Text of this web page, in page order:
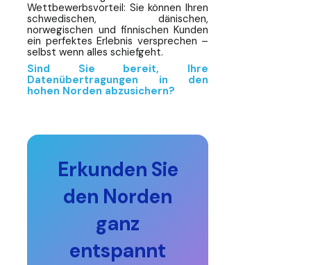
Wettbewerbsvorteil: Sie können Ihren
schwedischen, dänischen,
norwegischen und finnischen Kunden
ein perfektes Erlebnis versprechen –
selbst wenn alles schiefgeht.
Sind Sie bereit, Ihre
Datenübertragungen in den
hohen Norden abzusichern?
Erkunden Sie
den Norden
ganz
entspannt